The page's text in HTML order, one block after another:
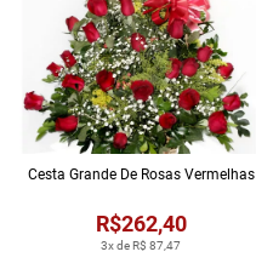
3x de R$ 87,47
R$262,40
Cesta Grande De Rosas Vermelhas